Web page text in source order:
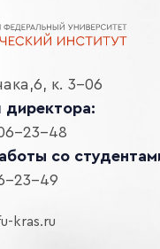
к. 3-06
директора:
23-48
со
23-49
kras.ru